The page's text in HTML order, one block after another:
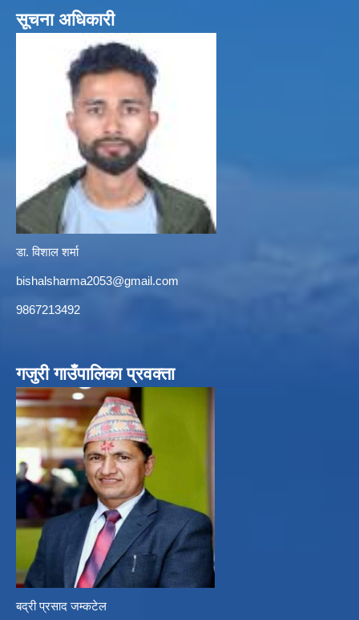
सूचना अधिकारी
डा. विशाल शर्मा
bishalsharma2053@gmail.com
9867213492
गजुरी गाउँपालिका प्रवक्ता
बद्री प्रसाद जम्कटेल